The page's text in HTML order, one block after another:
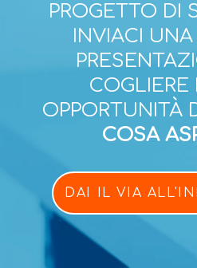
PROGETTO DI
INVIACI
OPPORTUNITÀ
COSA
DAI IL VIA